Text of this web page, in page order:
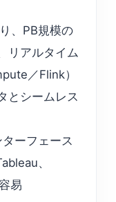
、PB規模の
リアルタイム
／Flink）
とシームレス
ーフェース
、
易